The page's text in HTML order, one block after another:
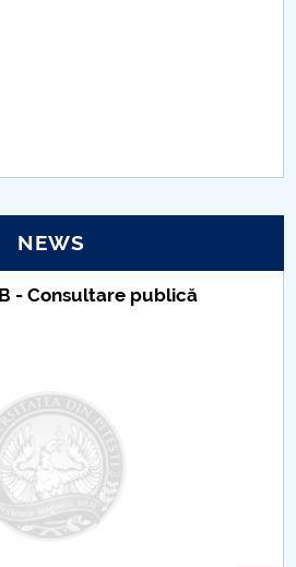
NEWS
- Consultare publică